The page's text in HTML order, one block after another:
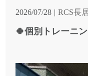
2026/07/28 RCS長
🍀個別トレーニ